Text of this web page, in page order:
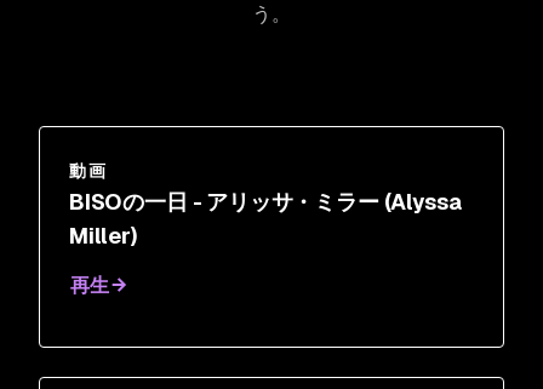
う。
動画
BISOの一日 - アリッサ・ミラー (Alyssa
Miller)
再生